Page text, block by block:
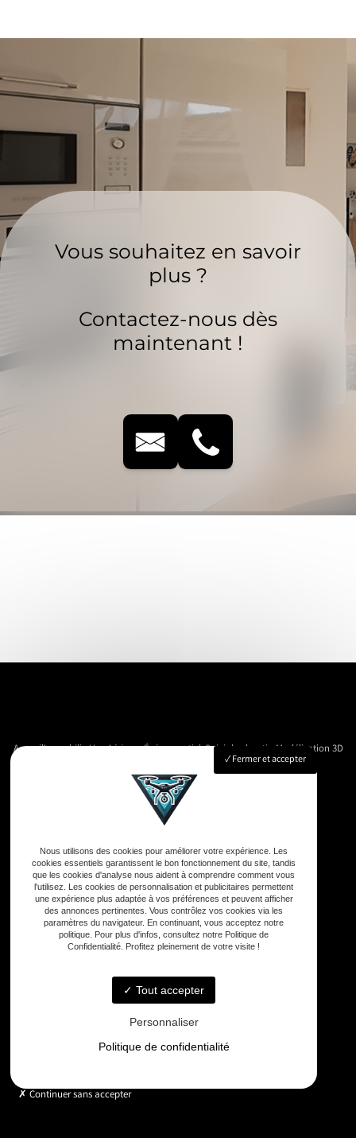
Vous souhaitez en savoir
plus ?
Contactez-nous dès
maintenant !
AccueilImmobilierVue AérienneÉvénementielsSuivi de chantier Modélisation 3D
Contact
Adresse
33590 Vensac
Téléphone
06 33 48 35 75
contact@gd-drones-services.fr
Horaires
Fermer et accepter
Nous utilisons des cookies pour améliorer votre expérience. Les
cookies essentiels garantissent le bon fonctionnement du site, tandis
que les cookies d'analyse nous aident à comprendre comment vous
l'utilisez. Les cookies de personnalisation et publicitaires permettent
une expérience plus adaptée à vos préférences et peuvent afficher
des annonces pertinentes. Vous contrôlez vos cookies via les
paramètres du navigateur. En continuant, vous acceptez notre
politique. Pour plus d'infos, consultez notre Politique de
Confidentialité. Profitez pleinement de votre visite !
Tout accepter
Personnaliser
Politique de confidentialité
Continuer sans accepter